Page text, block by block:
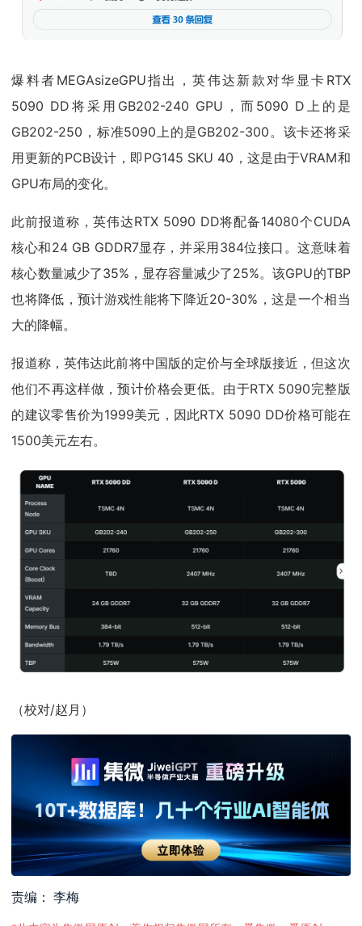
爆料者MEGAsizeGPU指出，英伟达新款对华显卡RTX
5090 DD将采用GB202-240 GPU，而5090 D上的是
GB202-250，标准5090上的是GB202-300。该卡还将采
用更新的PCB设计，即PG145 SKU 40，这是由于VRAM和
GPU布局的变化。
此前报道称，英伟达RTX 5090 DD将配备14080个CUDA
核心和24 GB GDDR7显存，并采用384位接口。这意味着
核心数量减少了35%，显存容量减少了25%。该GPU的TBP
也将降低，预计游戏性能将下降近20-30%，这是一个相当
大的降幅。
报道称，英伟达此前将中国版的定价与全球版接近，但这次
他们不再这样做，预计价格会更低。由于RTX 5090完整版
的建议零售价为1999美元，因此RTX 5090 DD价格可能在
1500美元左右。
（校对/赵月）
责编： 李梅